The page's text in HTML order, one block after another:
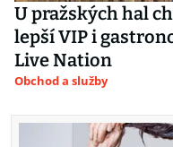
U pražských hal
lepší VIP i
Live Nation
Obchod a služby